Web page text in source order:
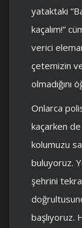
yataktaki
kaçalım!”
verici
çetemizin
olmadığını
Onlarca
kaçarken
kolumuzu
buluyoruz.
şehrini
başlıyoruz.